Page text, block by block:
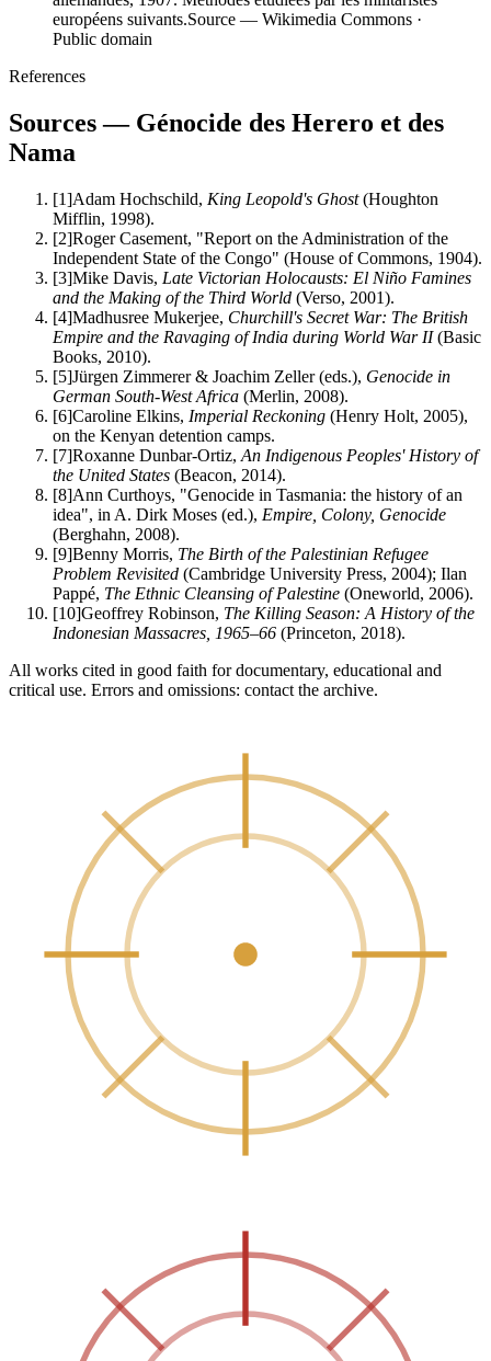
européens suivants.Source — Wikimedia Commons ·
Public domain
References
Sources — Génocide des Herero et des
Nama
[1]Adam Hochschild, King Leopold's Ghost(Houghton
Mifflin, 1998).
[2]Roger Casement, "Report on the Administration of the
Independent State of the Congo" (House of Commons, 1904).
[3]Mike Davis, Late Victorian Holocausts: El Niño Famines
and the Making of the Third World (Verso, 2001).
[4]Madhusree Mukerjee, Churchill's Secret War: The British
Empire and the Ravaging of India during World War II(Basic
Books, 2010).
[5]Jürgen Zimmerer & Joachim Zeller (eds.), Genocide in
German South-West Africa (Merlin, 2008).
[6]Caroline Elkins, Imperial Reckoning (Henry Holt, 2005),
on the Kenyan detention camps.
[7]Roxanne Dunbar-Ortiz, An Indigenous Peoples' History of
the United States (Beacon, 2014).
[8]Ann Curthoys, "Genocide in Tasmania: the history of an
idea", in A. Dirk Moses (ed.), Empire, Colony, Genocide
(Berghahn, 2008).
[9]Benny Morris, The Birth of the Palestinian Refugee
Problem Revisited (Cambridge University Press, 2004); Ilan
Pappé, The Ethnic Cleansing of Palestine (Oneworld, 2006).
[10]Geoffrey Robinson, The Killing Season: A History of the
Indonesian Massacres, 1965–66 (Princeton, 2018).
All works cited in good faith for documentary, educational and
critical use. Errors and omissions: contact the archive.